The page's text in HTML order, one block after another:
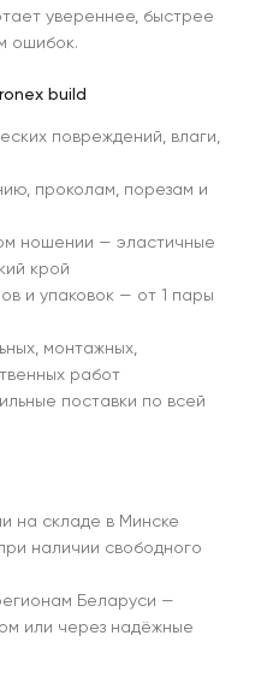
увереннее, быстрее
ошибок.
build
повреждений, влаги,
проколам, порезам и
ношении — эластичные
крой
и упаковок — от 1 пары
монтажных,
работ
поставки по всей
на складе в Минске
наличии свободного
Беларуси —
или через надёжные